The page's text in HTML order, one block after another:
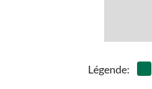
Légende: